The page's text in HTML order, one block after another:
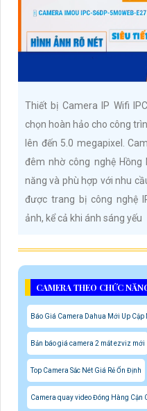
Thiết bị Camera IP Wifi
chọn hoàn hảo cho công
lên đến 5.0 megapixel.
đêm nhờ công nghệ Hồng
năng và phù hợp với nhu
được trang bị công nghệ
ảnh, kể cả khi ánh sáng yếu
CAMERA THEO CHỨC
Báo Giá Camera Dahua Mới Up Cập
Bản báo giá camera 2 mắt ezviz mới
Top Camera Sắc Nét Giá Rẻ Ổn Định
Camera quay video Đóng Hàng Cận